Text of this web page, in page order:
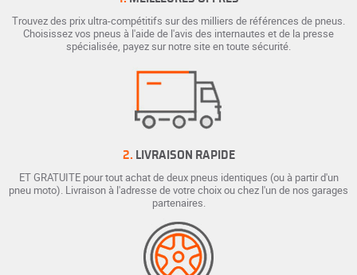
Trouvez des prix ultra-compétitifs sur des milliers de références de pneus.
Choisissez vos pneus à l'aide de l'avis des internautes et de la presse
spécialisée, payez sur notre site en toute sécurité.
2. LIVRAISON RAPIDE
ET GRATUITE pour tout achat de deux pneus identiques (ou à partir d'un
pneu moto). Livraison à l'adresse de votre choix ou chez l'un de nos garages
partenaires.